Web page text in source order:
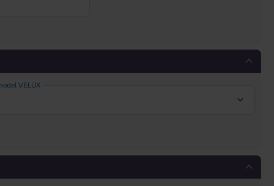
VELUX